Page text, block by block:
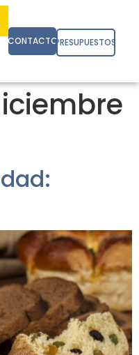
CONTACTOPRESUPUESTOS